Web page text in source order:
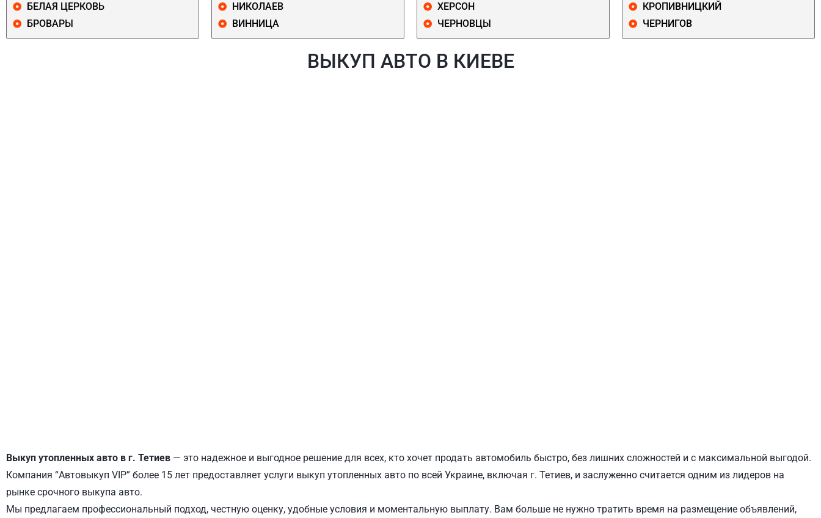
БЕЛАЯ ЦЕРКОВЬ
БРОВАРЫ
НИКОЛАЕВ
ВИННИЦА
ХЕРСОН
ЧЕРНОВЦЫ
КРОПИВНИЦКИЙ
ЧЕРНИГОВ
ВЫКУП АВТО В КИЕВЕ
Выкуп утопленных авто в г. Тетиев — это надежное и выгодное решение для всех, кто хочет продать автомобиль быстро, без лишних сложностей и с максимальной выгодой.
Компания “Автовыкуп VIP” более 15 лет предоставляет услуги выкуп утопленных авто по всей Украине, включая г. Тетиев, и заслуженно считается одним из лидеров на
рынке срочного выкупа авто.
Мы предлагаем профессиональный подход, честную оценку, удобные условия и моментальную выплату. Вам больше не нужно тратить время на размещение объявлений,